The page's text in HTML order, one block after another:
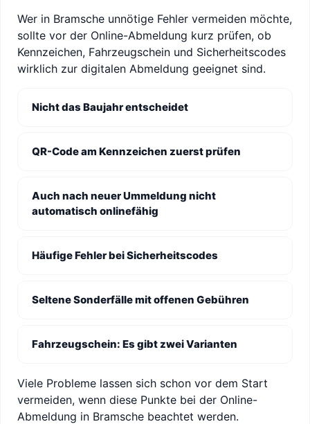
Wer in Bramsche unnötige Fehler vermeiden möchte,
sollte vor der Online-Abmeldung kurz prüfen, ob
Kennzeichen, Fahrzeugschein und Sicherheitscodes
wirklich zur digitalen Abmeldung geeignet sind.
Nicht das Baujahr entscheidet
QR-Code am Kennzeichen zuerst prüfen
Auch nach neuer Ummeldung nicht
automatisch onlinefähig
Häufige Fehler bei Sicherheitscodes
Seltene Sonderfälle mit offenen Gebühren
Fahrzeugschein: Es gibt zwei Varianten
Viele Probleme lassen sich schon vor dem Start
vermeiden, wenn diese Punkte bei der Online-
Abmeldung in Bramsche beachtet werden.